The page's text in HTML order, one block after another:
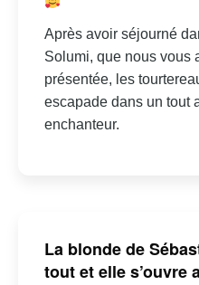
Après avoir séjourné
Solumi, que nous vous
présentée, les
escapade dans un tout
enchanteur.
La blonde de
tout et elle s’ouvre